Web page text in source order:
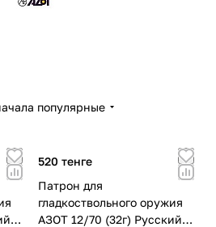
популярные
520 тенге
Патрон для
гладкоствольного оружия
АЗОТ 12/70 (32г) Русский